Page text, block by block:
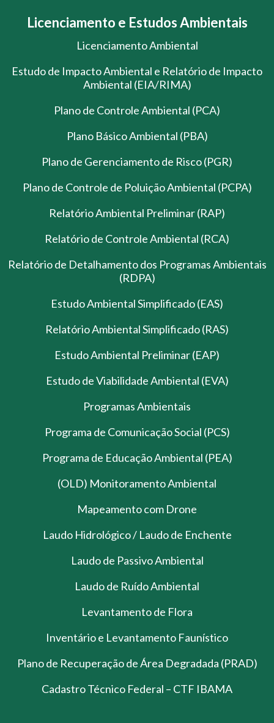
Licenciamento e Estudos Ambientais
Licenciamento Ambiental
Estudo de Impacto Ambiental e Relatório de Impacto
Ambiental (EIA/RIMA)
Plano de Controle Ambiental (PCA)
Plano Básico Ambiental (PBA)
Plano de Gerenciamento de Risco (PGR)
Plano de Controle de Poluição Ambiental (PCPA)
Relatório Ambiental Preliminar (RAP)
Relatório de Controle Ambiental (RCA)
Relatório de Detalhamento dos Programas Ambientais
(RDPA)
Estudo Ambiental Simplificado (EAS)
Relatório Ambiental Simplificado (RAS)
Estudo Ambiental Preliminar (EAP)
Estudo de Viabilidade Ambiental (EVA)
Programas Ambientais
Programa de Comunicação Social (PCS)
Programa de Educação Ambiental (PEA)
(OLD) Monitoramento Ambiental
Mapeamento com Drone
Laudo Hidrológico / Laudo de Enchente
Laudo de Passivo Ambiental
Laudo de Ruído Ambiental
Levantamento de Flora
Inventário e Levantamento Faunístico
Plano de Recuperação de Área Degradada (PRAD)
Cadastro Técnico Federal – CTF IBAMA